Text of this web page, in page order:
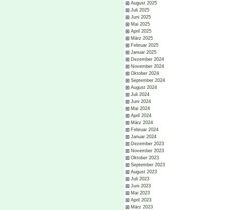
August 2025
Juli 2025
Juni 2025
Mai 2025
April 2025
März 2025
Februar 2025
Januar 2025
Dezember 2024
November 2024
Oktober 2024
September 2024
August 2024
Juli 2024
Juni 2024
Mai 2024
April 2024
März 2024
Februar 2024
Januar 2024
Dezember 2023
November 2023
Oktober 2023
September 2023
August 2023
Juli 2023
Juni 2023
Mai 2023
April 2023
März 2023